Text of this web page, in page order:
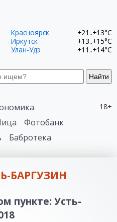
Найти
Красноярск
+21..+13°C
Иркутск
+13..+15°C
Улан-Удэ
+11..+14°C
18+
Фотобанк
Бабротека
БАРГУЗИН
пункте: Усть-